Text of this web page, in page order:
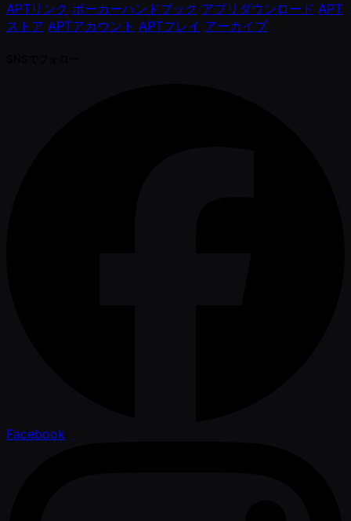
APTリンク ポーカーハンドブック アプリダウンロード APT
ストア APTアカウント APTプレイ アーカイブ
Facebook